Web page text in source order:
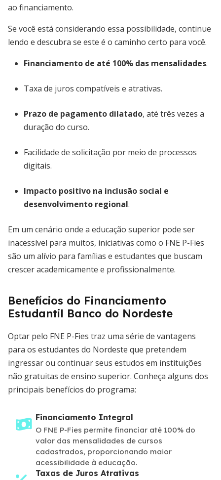
ao financiamento.
Se você está considerando essa possibilidade, continue
lendo e descubra se este é o caminho certo para você.
Financiamento de até 100% das mensalidades.
Taxa de juros compatíveis e atrativas.
Prazo de pagamento dilatado, até três vezes a
duração do curso.
Facilidade de solicitação por meio de processos
digitais.
Impacto positivo na inclusão social e
desenvolvimento regional.
Em um cenário onde a educação superior pode ser
inacessível para muitos, iniciativas como o FNE P-Fies
são um alívio para famílias e estudantes que buscam
crescer academicamente e profissionalmente.
Benefícios do Financiamento
Estudantil Banco do Nordeste
Optar pelo FNE P-Fies traz uma série de vantagens
para os estudantes do Nordeste que pretendem
ingressar ou continuar seus estudos em instituições
não gratuitas de ensino superior. Conheça alguns dos
principais benefícios do programa:
Financiamento Integral
O FNE P-Fies permite financiar até 100% do
valor das mensalidades de cursos
cadastrados, proporcionando maior
acessibilidade à educação.
Taxas de Juros Atrativas